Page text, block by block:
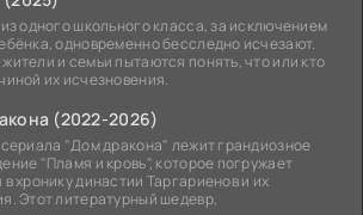
одного школьного класса, за исключением
одновременно бесследно исчезают.
и семьи пытаются понять, что или кто
их исчезновения.
(2022-2026)
"Дом дракона" лежит грандиозное
"Пламя и кровь", которое погружает
хронику династии Таргариенов и их
Этот литературный шедевр,